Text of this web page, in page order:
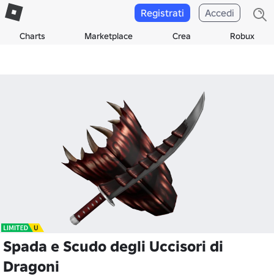
Charts Marketplace Crea Robux
Registrati Accedi
Spada e Scudo degli Uccisori di
Dragoni